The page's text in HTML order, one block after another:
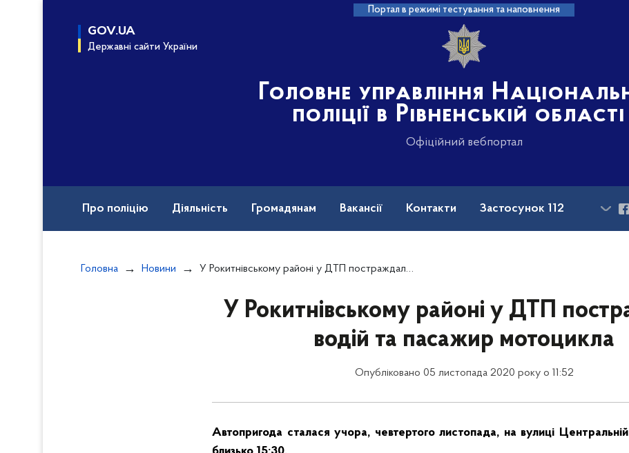
Портал в режимі тестування та наповнення
GOV.UA
Державні сайти України
Головне управління
поліції в Рівненській області
Офіційний вебпортал
Про поліцію Діяльність Громадянам Вакансії Контакти Застосунок 112
Головна Новини У Рокитнівському районі у ДТП постраждали водій та пасажир мотоцикла
У Рокитнівському районі у ДТП
водій та пасажир мотоцикла
Опубліковано 05 листопада 2020 року о 11:52
Автопригода сталася учора, чевтертого листопада, на вулиці